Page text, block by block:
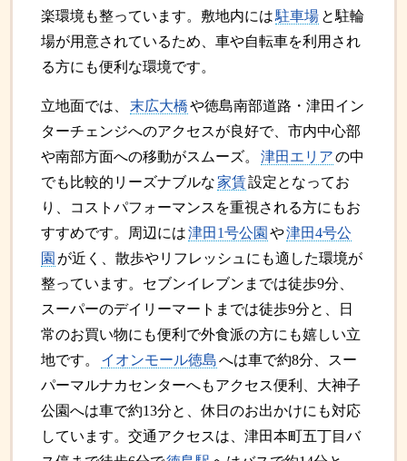
楽環境も整っています。敷地内には駐車場 と駐輪
場が用意されているため、車や自転車を利用され
る方にも便利な環境です。
立地面では、 末広大橋や徳島南部道路・津田イン
ターチェンジへのアクセスが良好で、市内中心部
や南部方面への移動がスムーズ。
津田エリアの中
でも比較的リーズナブルな家賃設定となってお
り、コストパフォーマンスを重視される方にもお
すすめです。周辺には津田1号公園 や津田4号公
園 が近く、散歩やリフレッシュにも適した環境が
整っています。セブンイレブンまでは徒歩9分、
スーパーのデイリーマートまでは徒歩9分と、日
常のお買い物にも便利で外食派の方にも嬉しい立
地です。
イオンモール徳島へは車で約8分、スー
パーマルナカセンターへもアクセス便利、大神子
公園へは車で約13分と、休日のお出かけにも対応
しています。交通アクセスは、津田本町五丁目バ